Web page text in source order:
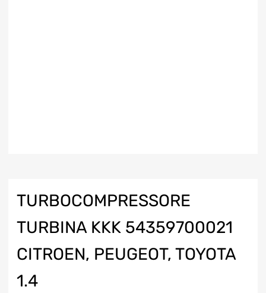
TURBOCOMPRESSORE
TURBINA KKK 54359700021
CITROEN, PEUGEOT, TOYOTA
1.4